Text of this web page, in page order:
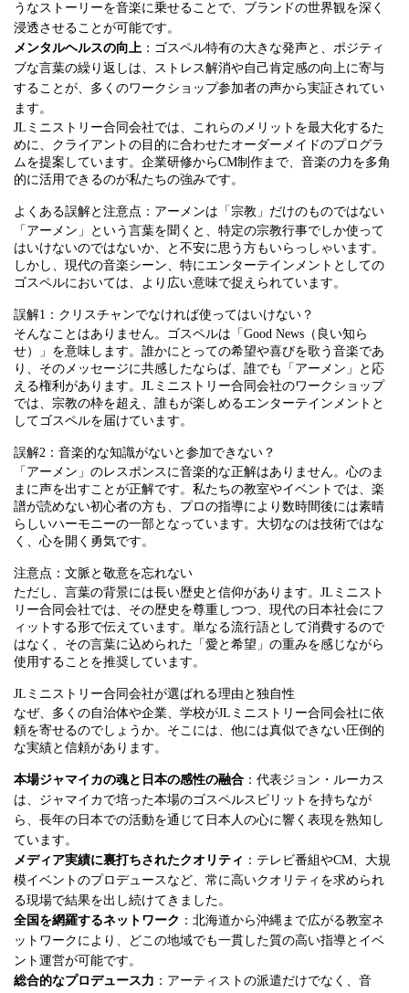
うなストーリーを音楽に乗せることで、ブランドの世界観を深く
浸透させることが可能です。
メンタルヘルスの向上 ：ゴスペル特有の大きな発声と、ポジティ
ブな言葉の繰り返しは、ストレス解消や自己肯定感の向上に寄与
することが、多くのワークショップ参加者の声から実証されてい
ます。
JLミニストリー合同会社では、これらのメリットを最大化するた
めに、クライアントの目的に合わせたオーダーメイドのプログラ
ムを提案しています。企業研修からCM制作まで、音楽の力を多角
的に活用できるのが私たちの強みです。
よくある誤解と注意点：アーメンは「宗教」だけのものではない
「アーメン」という言葉を聞くと、特定の宗教行事でしか使って
はいけないのではないか、と不安に思う方もいらっしゃいます。
しかし、現代の音楽シーン、特にエンターテインメントとしての
ゴスペルにおいては、より広い意味で捉えられています。
誤解1：クリスチャンでなければ使ってはいけない？
そんなことはありません。ゴスペルは「Good News（良い知ら
せ）」を意味します。誰かにとっての希望や喜びを歌う音楽であ
り、そのメッセージに共感したならば、誰でも「アーメン」と応
える権利があります。JLミニストリー合同会社のワークショップ
では、宗教の枠を超え、誰もが楽しめるエンターテインメントと
してゴスペルを届けています。
誤解2：音楽的な知識がないと参加できない？
「アーメン」のレスポンスに音楽的な正解はありません。心のま
まに声を出すことが正解です。私たちの教室やイベントでは、楽
譜が読めない初心者の方も、プロの指導により数時間後には素晴
らしいハーモニーの一部となっています。大切なのは技術ではな
く、心を開く勇気です。
注意点：文脈と敬意を忘れない
ただし、言葉の背景には長い歴史と信仰があります。JLミニスト
リー合同会社では、その歴史を尊重しつつ、現代の日本社会にフ
ィットする形で伝えています。単なる流行語として消費するので
はなく、その言葉に込められた「愛と希望」の重みを感じながら
使用することを推奨しています。
JLミニストリー合同会社が選ばれる理由と独自性
なぜ、多くの自治体や企業、学校がJLミニストリー合同会社に依
頼を寄せるのでしょうか。そこには、他には真似できない圧倒的
な実績と信頼があります。
本場ジャマイカの魂と日本の感性の融合 ：代表ジョン・ルーカス
は、ジャマイカで培った本場のゴスペルスピリットを持ちなが
ら、長年の日本での活動を通じて日本人の心に響く表現を熟知し
ています。
メディア実績に裏打ちされたクオリティ ：テレビ番組やCM、大規
模イベントのプロデュースなど、常に高いクオリティを求められ
る現場で結果を出し続けてきました。
全国を網羅するネットワーク ：北海道から沖縄まで広がる教室ネ
ットワークにより、どこの地域でも一貫した質の高い指導とイベ
ント運営が可能です。
総合的なプロデュース力 ：アーティストの派遣だけでなく、音